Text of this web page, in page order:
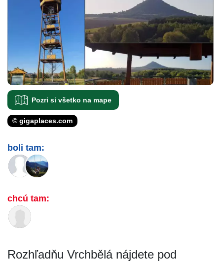
Pozri si všetko na mape
© gigaplaces.com
boli tam:
chcú tam:
Rozhľadňu Vrchbělá nájdete pod